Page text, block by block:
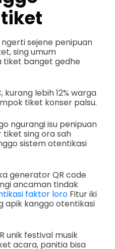
sejene penipuan
sing umum
tiket banget gedhe
kurang lebih 12% warga
tiket konser palsu.
ngurangi isu penipuan
sing ora sah
sistem otentikasi
generator QR code
ancaman tindak
faktor loro Fitur iki
apik kanggo otentikasi
unik festival musik
acara, panitia bisa